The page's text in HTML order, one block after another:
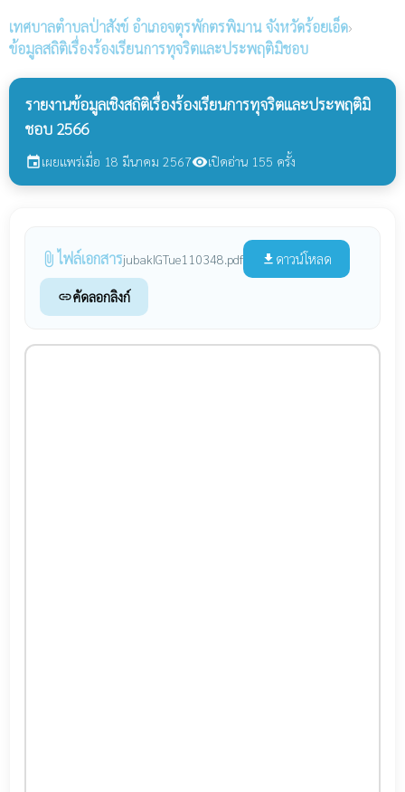
เทศบาลตำบลป่าสังข์ อำเภอจตุรพักตรพิมาน จังหวัดร้อยเอ็ด›
ข้อมูลสถิติเรื่องร้องเรียนการทุจริตและประพฤติมิชอบ
รายงานข้อมูลเชิงสถิติเรื่องร้องเรียนการทุจริตและประพฤติมิ
ชอบ 2566
eventเผยแพร่เมื่อ 18 มีนาคม 2567visibilityเปิดอ่าน 155 ครั้ง
attach_file ไฟล์เอกสารjubakIGTue110348.pdf file_download ดาวน์โหลด
linkคัดลอกลิงก์